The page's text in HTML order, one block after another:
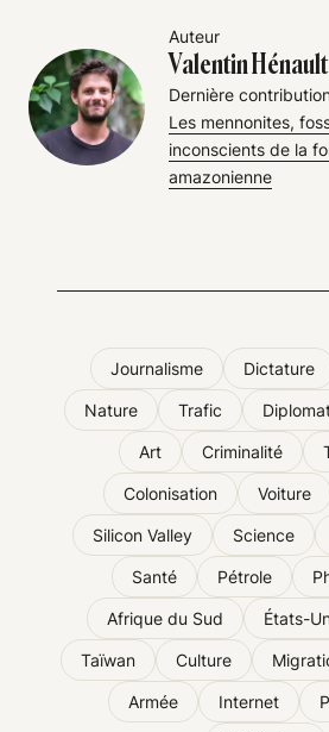
Auteur
Valentin Hénault
Dernière
Les mennonites,
inconscients de la
amazonienne
Journalisme Dictature
Nature Trafic
Art Criminalité
Colonisation Voiture
Silicon Valley Science
Santé Pétrole
Afrique du Sud États-
Taïwan Culture
Armée Internet